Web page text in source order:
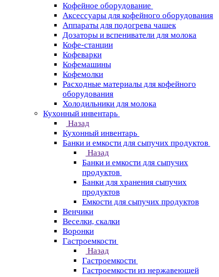
Кофейное оборудование
Аксессуары для кофейного оборудования
Аппараты для подогрева чашек
Дозаторы и вспениватели для молока
Кофе-станции
Кофеварки
Кофемашины
Кофемолки
Расходные материалы для кофейного
оборудования
Холодильники для молока
Кухонный инвентарь
Назад
Кухонный инвентарь
Банки и емкости для сыпучих продуктов
Назад
Банки и емкости для сыпучих
продуктов
Банки для хранения сыпучих
продуктов
Емкости для сыпучих продуктов
Венчики
Веселки, скалки
Воронки
Гастроемкости
Назад
Гастроемкости
Гастроемкости из нержавеющей